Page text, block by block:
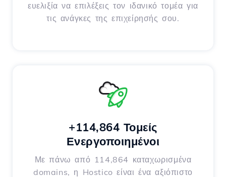
ευελιξία να επιλέξεις τον ιδανικό τομέα για
τις ανάγκες της επιχείρησής σου.
+114,864 Τομείς
Ενεργοποιημένοι
Με πάνω από 114,864 καταχωρισμένα
domains, η Hostico είναι ένα αξιόπιστο